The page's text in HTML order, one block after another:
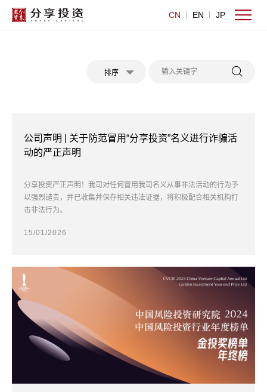
CN EN JP
排序
公司声明 | 关于防范冒用“分享投资”名义进行诈骗活
动的严正声明
分享投资严正声明！我司对任何冒用我司名义从事非法活动的行为予
以强烈谴责，并已收集并保存相关违法证据，将积极配合相关机构打
击非法行为。
15/01/2026